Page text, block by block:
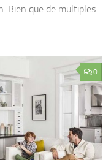
Bien que de multiples
0